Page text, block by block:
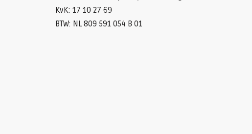
KvK: 17 10 27 69
BTW: NL 809 591 054 B 01